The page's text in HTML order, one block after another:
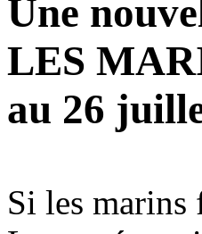
Une
LES
au 26
Si les marins